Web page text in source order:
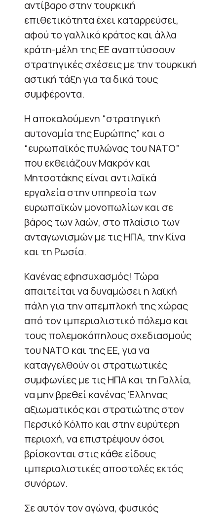
αντίβαρο στην τουρκική
επιθετικότητα έχει καταρρεύσει,
αφού το γαλλικό κράτος και άλλα
κράτη-μέλη της ΕΕ αναπτύσσουν
στρατηγικές σχέσεις με την τουρκική
αστική τάξη για τα δικά τους
συμφέροντα.
Η αποκαλούμενη “στρατηγική
αυτονομία της Ευρώπης” και ο
“ευρωπαϊκός πυλώνας του ΝΑΤΟ”
που εκθειάζουν Μακρόν και
Μητσοτάκης είναι αντιλαϊκά
εργαλεία στην υπηρεσία των
ευρωπαϊκών μονοπωλίων και σε
βάρος των λαών, στο πλαίσιο των
ανταγωνισμών με τις ΗΠΑ, την Κίνα
και τη Ρωσία.
Κανένας εφησυχασμός! Τώρα
απαιτείται να δυναμώσει η λαϊκή
πάλη για την απεμπλοκή της χώρας
από τον ιμπεριαλιστικό πόλεμο και
τους πολεμοκάπηλους σχεδιασμούς
του ΝΑΤΟ και της ΕΕ, για να
καταγγελθούν οι στρατιωτικές
συμφωνίες με τις ΗΠΑ και τη Γαλλία,
να μην βρεθεί κανένας Έλληνας
αξιωματικός και στρατιώτης στον
Περσικό Κόλπο και στην ευρύτερη
περιοχή, να επιστρέψουν όσοι
βρίσκονται στις κάθε είδους
ιμπεριαλιστικές αποστολές εκτός
συνόρων.
Σε αυτόν τον αγώνα, φυσικός